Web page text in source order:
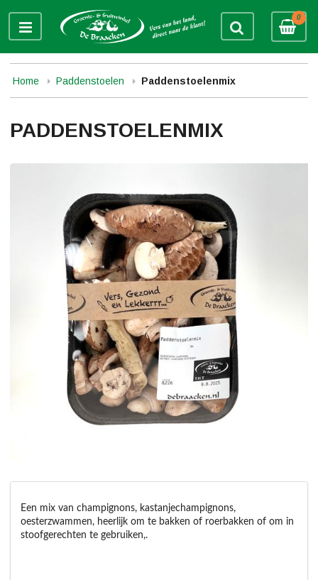
0
Home Paddenstoelen Paddenstoelenmix
PADDENSTOELENMIX
Een mix van champignons, kastanjechampignons,
oesterzwammen, heerlijk om te bakken of roerbakken of om in
stoofgerechten te gebruiken,.